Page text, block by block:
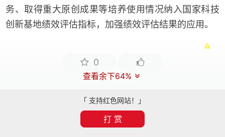
务、取得重大原创成果等培养使用情况纳入国家科技
创新基地绩效评估指标，加强绩效评估结果的应用。
0
查看余下64%
「 支持红色网站！」
打 赏